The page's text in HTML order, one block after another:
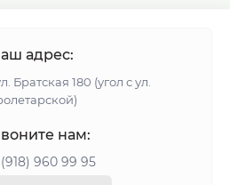
адрес:
Братская 180 (угол с ул.
нам:
960 99 95